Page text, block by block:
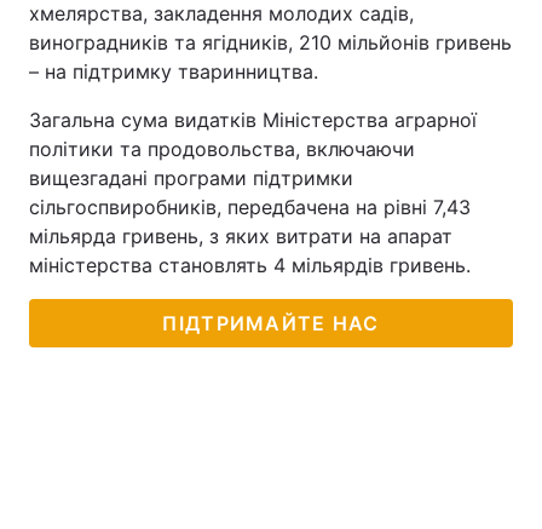
хмелярства, закладення молодих садів,
виноградників та ягідників, 210 мільйонів гривень
– на підтримку тваринництва.
Загальна сума видатків Міністерства аграрної
політики та продовольства, включаючи
вищезгадані програми підтримки
сільгоспвиробників, передбачена на рівні 7,43
мільярда гривень, з яких витрати на апарат
міністерства становлять 4 мільярдів гривень.
ПІДТРИМАЙТЕ НАС